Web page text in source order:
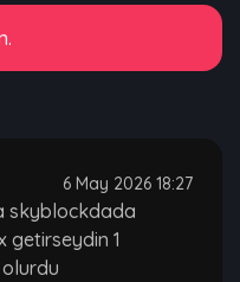
6 May 2026 18:27
skyblockdada
getirseydin 1